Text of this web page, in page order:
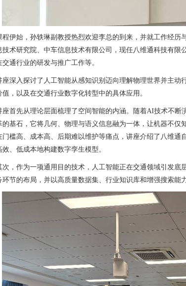
程伊始，孙轶琳副教授热烈欢迎李总的到来，并就工作经
技术研究院、中车信息技术有限公司，现任八维通科技有
交通行业的研发与推广工作等。
座深入探讨了人工智能从感知识别迈向理解物理世界并主
值，以及在交通行业数字化转型中的具体应用。
座首先从理论层面梳理了空间智能的内涵。随着AI技术不断
的基石，它将几何、物理与语义信息融为一体，让机器不
门槛高、成本高、后期难以维护等痛点，讲座介绍了八维通
效、低成本地构建数字孪生模型。
次，作为一项通用目的技术，人工智能正在交通领域引发
环节的布局，并以高质量数据集、行业知识库和增强搜索能